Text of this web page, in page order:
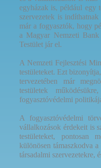
egyházak is, például egy
szervezetek is
már a fogyasztók, hogy
a Magyar Nemzeti
Testület jár el.
A Nemzeti Fejlesztési
testületeket. Ezt
tervezetében már
testületek
fogyasztóvédelmi
A fogyasztóvédelmi
vállalkozások érdekeit is
testületeket, pontosan
különösen támaszkodva
társadalmi szervezetekre,